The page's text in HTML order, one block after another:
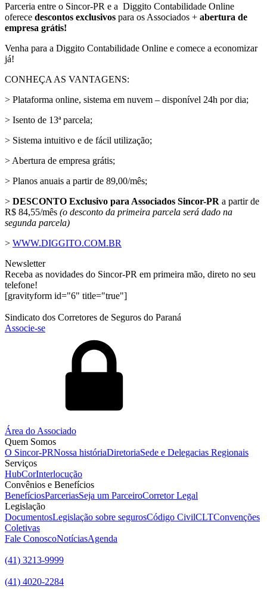
Parceria entre o Sincor-PR e a Diggito Contabilidade Online
oferece descontos exclusivos para os Associados + abertura de
empresa grátis!
Venha para a Diggito Contabilidade Online e comece a economizar
já!
CONHEÇA AS VANTAGENS:
> Plataforma online, sistema em nuvem – disponível 24h por dia;
> Isento de 13ª parcela;
> Sistema intuitivo e de fácil utilização;
> Abertura de empresa grátis;
> Planos anuais a partir de 89,00/mês;
> DESCONTO Exclusivo para Associados Sincor-PR a partir de
R$ 84,55/mês (o desconto da primeira parcela será dado na
segunda parcela)
> WWW.DIGGITO.COM.BR
Newsletter
Receba as novidades do Sincor-PR em primeira mão, direto no seu
telefone!
[gravityform id="6" title="true"]
Sindicato dos Corretores de Seguros do Paraná
Associe-se
Área do Associado
Quem Somos
O Sincor-PRNossa históriaDiretoriaSede e Delegacias Regionais
Serviços
HubCorInterlocução
Convênios e Benefícios
BenefíciosParceriasSeja um ParceiroCorretor Legal
Legislação
DocumentosLegislação sobre segurosCódigo CivilCLTConvenções
Coletivas
Fale ConoscoNotíciasAgenda
(41) 3213-9999
(41) 4020-2284